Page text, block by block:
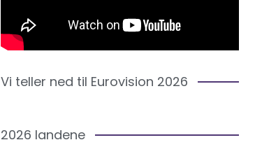
Vi teller ned til Eurovision 2026
2026 landene